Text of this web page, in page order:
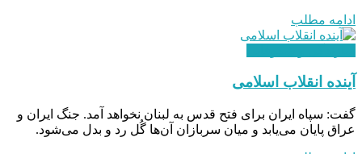
ادامه مطلب
آینده انقلاب اسلامی
گفت: سپاه ايران براى فتح قدس به لبنان نخواهد آمد. جنگ ايران و
عراق پايان مى‌يابد و ميان سربازان آن‌ها گُل رد و بدل مى‌شود.